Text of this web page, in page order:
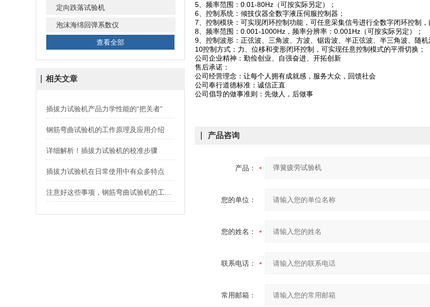
定向跌落试验机
泡沫海绵回弹系数仪
查看全部
相关文章
插拔力试验机产品力学性能的“把关者”
钢筋弯曲试验机的工作原理及应用介绍
详细解析！插拔力试验机的校准步骤
插拔力试验机在日常使用中有众多特点
5、频率范围：0.01-80Hz（可按实际另定）；
6、控制系统：倾技仪器全数字液压伺服控制器；
7、控制模块：可实现闭环控制功能，可任意采集信号进行全数字闭环控制，
8、频率范围：0.001-1000Hz，频率分辨率：0.001Hz（可按实际另定）；
9、控制波形：正弦波、三角波、方波、锯齿波、半正弦波、半三角波、随机
10控制方式：力、位移和变形闭环控制，可实现任意控制模式的平滑切换；
公司企业精神：勤俭创业、自强奋进、开拓创新
售后承诺：
公司经营理念：让每个人拥有成就感，服务大众，回馈社会
公司奉行道德标准：诚信正直
公司倡导的做事准则：先做人，后做事
产品咨询
产品：
您的单位：
您的姓名：
联系电话：
常用邮箱：